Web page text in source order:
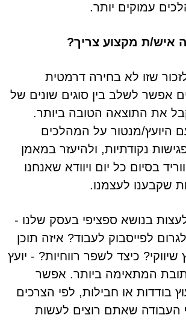
עמוקים יותר.
איש/ת מקצוע צריך?
שזו לא בחירה דרמטית
אפשר לשלב בין סוגים שונים של
את התוצאה הטובה ביותר.
היועץ/מנטור על המהלכים
נקודתיות, ולהיעזר במאמן
בסיום כל יום ויוודא שאנחנו
שקבענו לעצמנו.
בנושא ספציפי בעסק שלנו -
לפייסבוק לעבוד? איזה תוכן
שיווקי? כיצד לשפר רווחיות? - יועץ
המתאימה ביותר. אפשר
בודדות או חבילות, לפי הצרכים
העבודה שאתם רוצים לעשות